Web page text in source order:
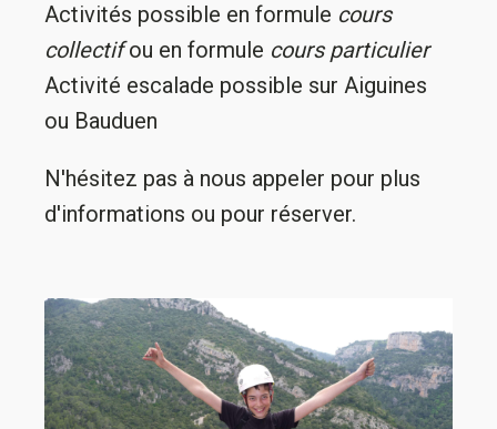
Activités possible en formule cours
collectifou en formule cours particulier
Activité escalade possible sur Aiguines
ou Bauduen
N'hésitez pas à nous appeler pour plus
d'informations ou pour réserver.